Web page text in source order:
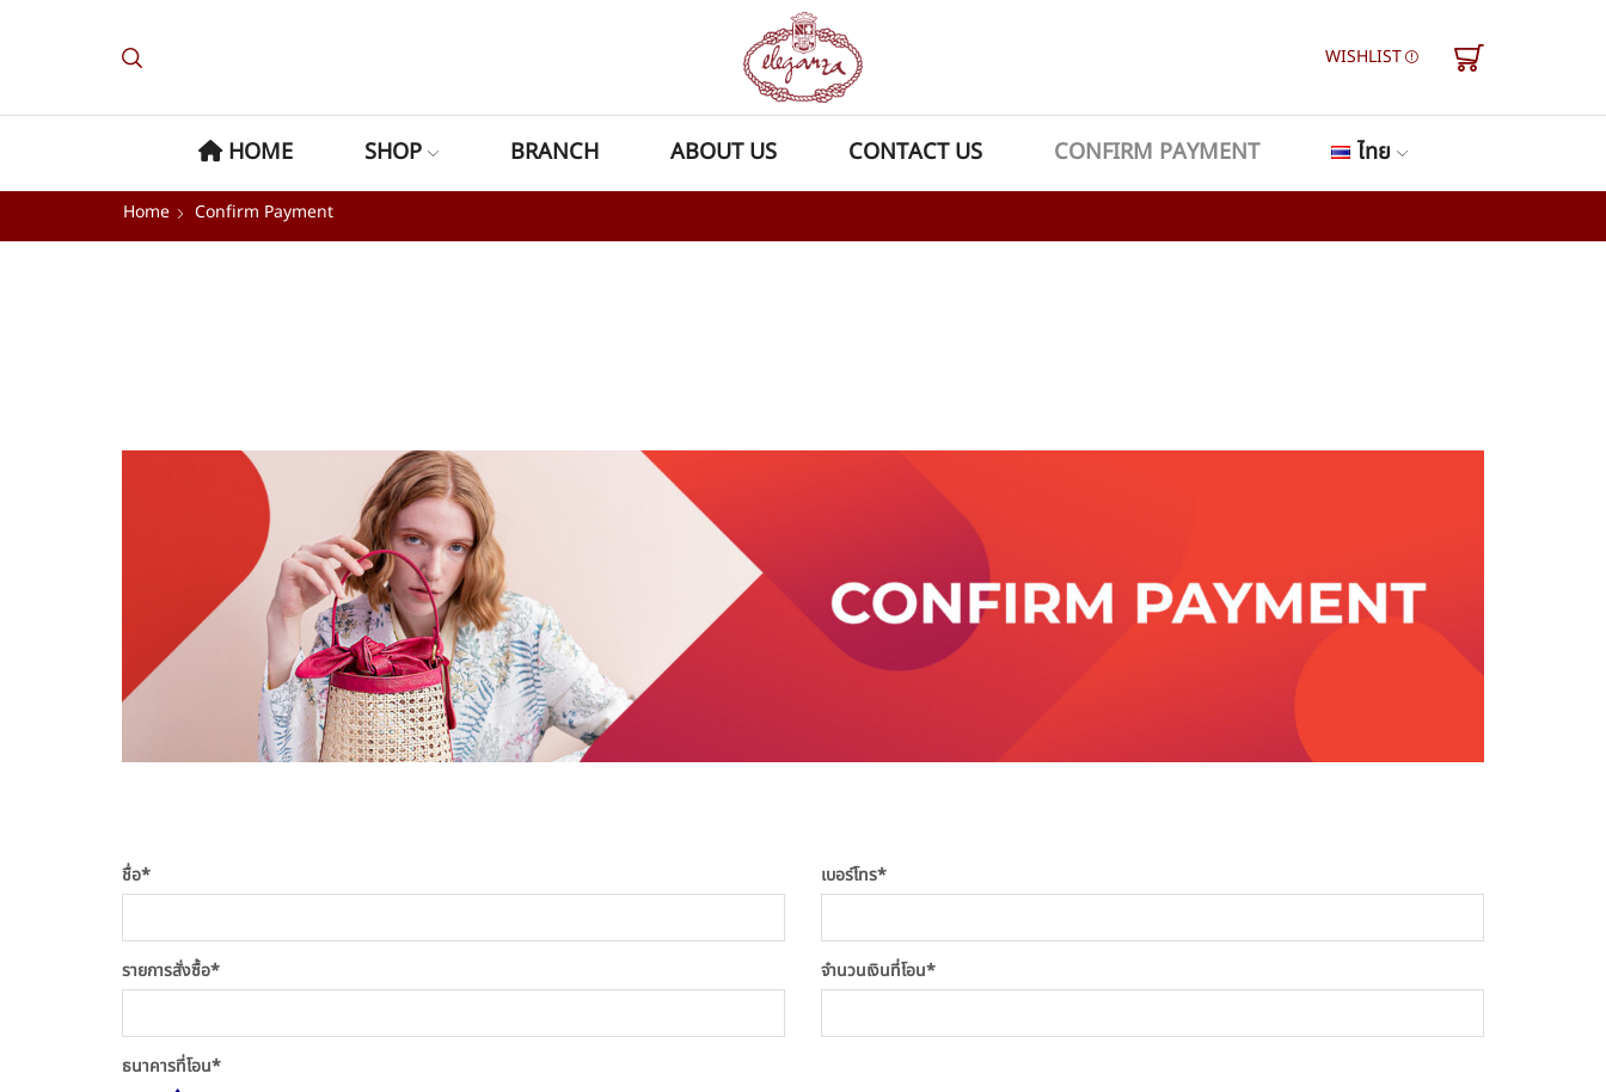
WISHLIST
HOME SHOP BRANCH ABOUT US CONTACT US CONFIRM PAYMENT ไทย
Home Confirm Payment
ชื่อ* เบอร์โทร*
รายการสั่งซื้อ* จำนวนเงินที่โอน*
ธนาคารที่โอน*